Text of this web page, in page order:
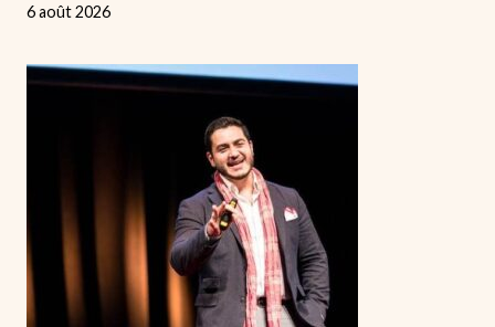
6 août 2026